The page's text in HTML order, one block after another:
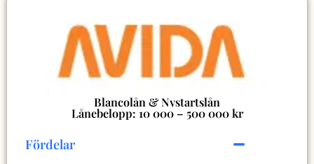
Blancolån & Nystartslån
Lånebelopp: 10 000 – 500 000 kr
Fördelar